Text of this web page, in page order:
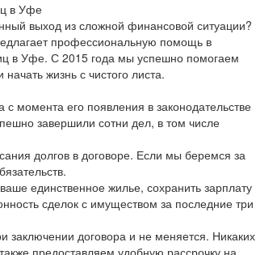
в Уфе
выход из сложной финансовой ситуации?
профессиональную помощь в
в Уфе. С 2015 года мы успешно помогаем
жизнь с чистого листа.
момента его появления в законодательстве
завершили сотни дел, в том числе
долгов в договоре. Если мы беремся за
единственное жилье, сохранить зарплату
сделок с имуществом за последние три
заключении договора и не меняется. Никаких
предоставляем удобную рассрочку на